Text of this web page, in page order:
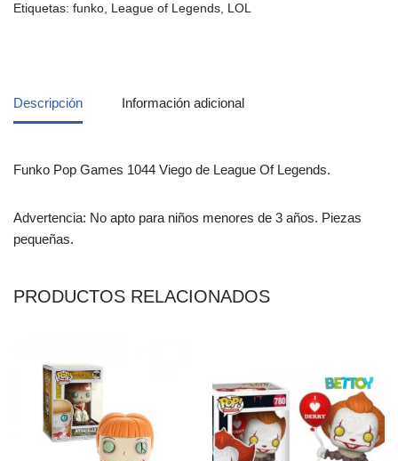
Etiquetas: funko League of Legends LOL
Descripción Información adicional
Funko Pop Games 1044 Viego de League Of Legends.
Advertencia: No apto para niños menores de 3 años. Piezas
pequeñas.
PRODUCTOS RELACIONADOS